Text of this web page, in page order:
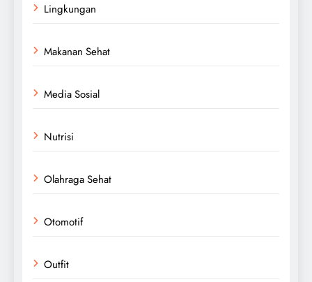
Lingkungan
Makanan Sehat
Media Sosial
Nutrisi
Olahraga Sehat
Otomotif
Outfit